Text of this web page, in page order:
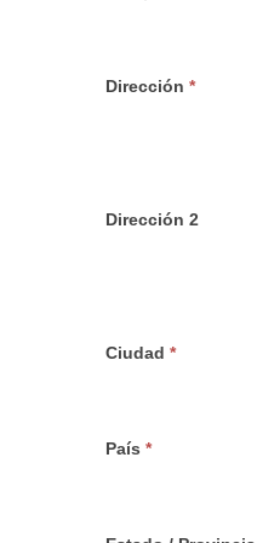
Dirección *
Dirección 2
Ciudad *
País *